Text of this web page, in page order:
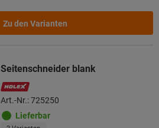
Zu den Varianten
Seitenschneider blank
Art.-Nr.: 725250
Lieferbar